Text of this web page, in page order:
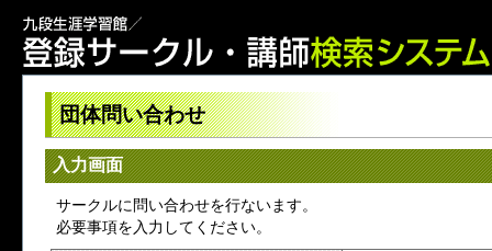
団体問い合わせ
入力画面
サークルに問い合わせを行ないます。
必要事項を入力してください。